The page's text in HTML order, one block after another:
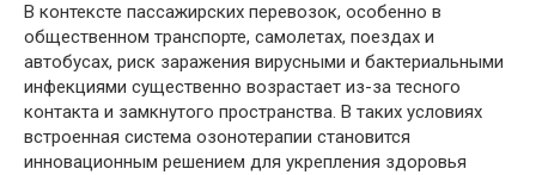
В контексте пассажирских перевозок, особенно в
общественном транспорте, самолетах, поездах и
автобусах, риск заражения вирусными и бактериальными
инфекциями существенно возрастает из-за тесного
контакта и замкнутого пространства. В таких условиях
встроенная система озонотерапии становится
инновационным решением для укрепления здоровья